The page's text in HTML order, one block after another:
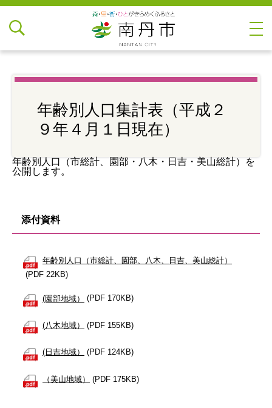
年齢別人口集計表（平成２
９年４月１日現在）
年齢別人口（市総計、園部・八木・日吉・美山総計）を
公開します。
添付資料
年齢別人口（市総計、園部、八木、日吉、美山総計）
(PDF 22KB)
(園部地域） (PDF 170KB)
(八木地域） (PDF 155KB)
(日吉地域） (PDF 124KB)
（美山地域） (PDF 175KB)